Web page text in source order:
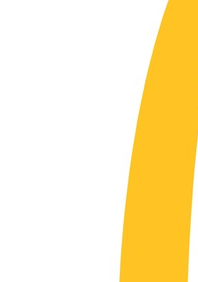
"韓 외환시장 개입 관
'월드컵 탈락 후폭풍'
서울 낮 37.9도, 올여
[속보]종합특검, 대검
[속보]코스닥, 800p 회복
[속보]코스피, 301.88포
[속보]원·달러 환율, 0.7원
"여기 떨어졌다"…다누리,
손흥민, 5경기 연속골 실
내일까지 39도 '펄펄'…기